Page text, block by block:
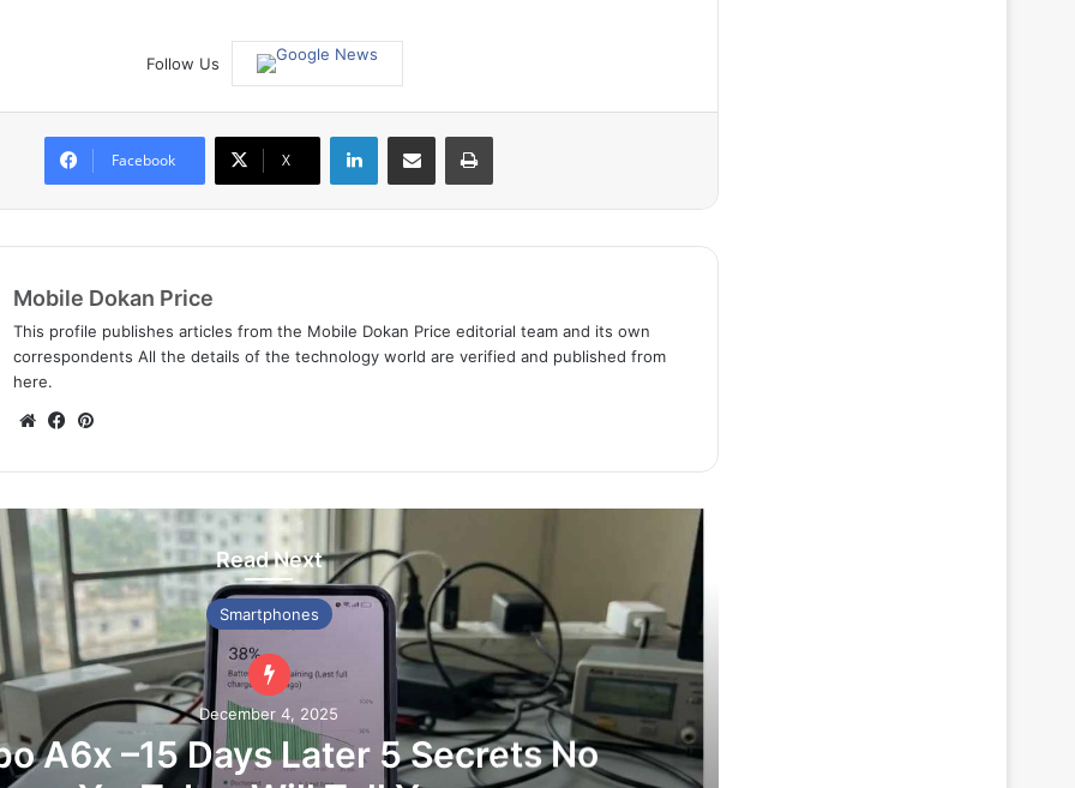
Follow Us
Facebook X
Mobile Dokan Price
This profile publishes articles from the Mobile Dokan Price editorial team and its own
correspondents All the details of the technology world are verified and published from
here.
We
te
Fa
bo
ok
est
Read Next
Smartphones
December 4, 2025
A6x –15 Days Later 5 Secrets No